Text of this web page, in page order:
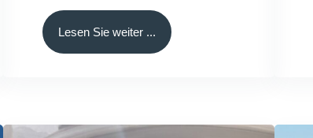
Lesen Sie weiter ...